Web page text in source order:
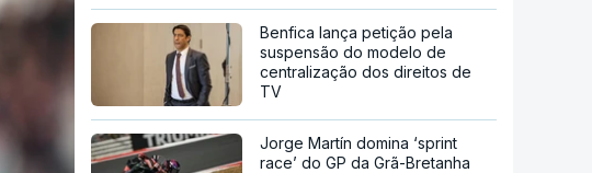
Benfica lança petição pela
suspensão do modelo de
centralização dos direitos de
TV
Jorge Martín domina ‘sprint
race’ do GP da Grã-Bretanha